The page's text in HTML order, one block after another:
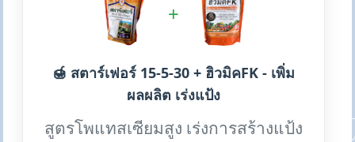
+
🍯 สตาร์เฟอร์ 15-5-30 + ฮิวมิคFK - เพิ่ม
ผลผลิต เร่งแป้ง
สูตรโพแทสเซียมสูง เร่งการสร้างแป้ง